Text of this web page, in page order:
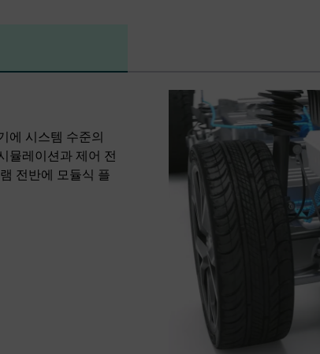
에 시스템 수준의
뮬레이션과 제어 전
전반에 모듈식 플